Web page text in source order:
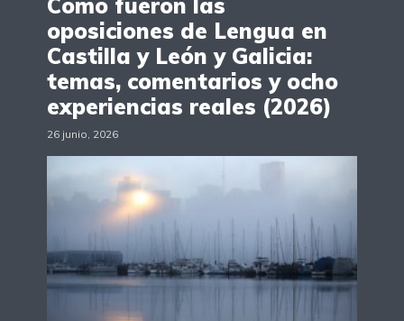
Cómo fueron las
oposiciones de Lengua en
Castilla y León y Galicia:
temas, comentarios y ocho
experiencias reales (2026)
26 junio, 2026